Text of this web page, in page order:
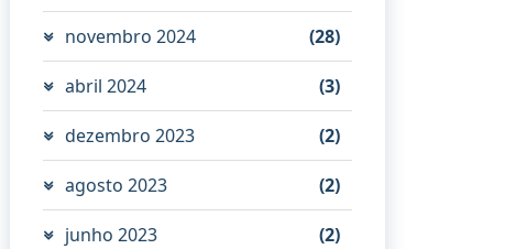
novembro 2024 (28)
abril 2024 (3)
dezembro 2023 (2)
agosto 2023 (2)
junho 2023 (2)